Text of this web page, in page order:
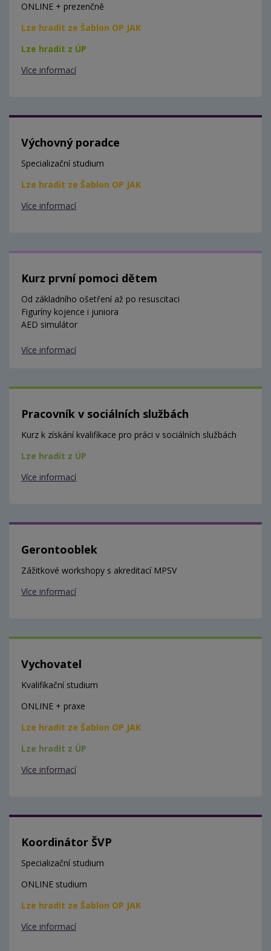
ONLINE + prezenčně
Lze hradit ze Šablon OP JAK
Lze hradit z ÚP
Více informací
Výchovný poradce
Specializační studium
Lze hradit ze Šablon OP JAK
Více informací
Kurz první pomoci dětem
Od základního ošetření až po resuscitaci
Figuríny kojence i juniora
AED simulátor
Více informací
Pracovník v sociálních službách
Kurz k získání kvalifikace pro práci v sociálních službách
Lze hradit z ÚP
Více informací
Gerontooblek
Zážitkové workshopy s akreditací MPSV
Více informací
Vychovatel
Kvalifikační studium
ONLINE + praxe
Lze hradit ze Šablon OP JAK
Lze hradit z ÚP
Více informací
Koordinátor ŠVP
Specializační studium
ONLINE studium
Lze hradit ze Šablon OP JAK
Více informací